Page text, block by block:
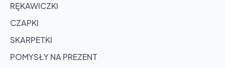
RĘKAWICZKI
CZAPKI
SKARPETKI
POMYSŁY NA PREZENT